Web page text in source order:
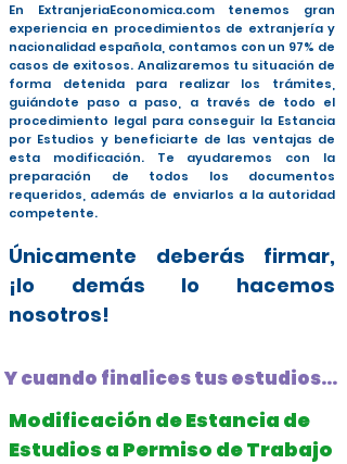
En ExtranjeriaEconomica.com tenemos gran
experiencia en procedimientos de extranjería y
nacionalidad española, contamos con un 97% de
casos de exitosos. Analizaremos tu situación de
forma detenida para realizar los trámites,
guiándote paso a paso, a través de todo el
procedimiento legal para conseguir la Estancia
por Estudios y beneficiarte de las ventajas de
esta modificación. Te ayudaremos con la
preparación de todos los documentos
requeridos, además de enviarlos a la autoridad
competente.
Únicamente deberás firmar,
¡lo demás lo hacemos
nosotros!
Y cuando finalices tus estudios...
Modificación de Estancia de
Estudios a Permiso de Trabajo